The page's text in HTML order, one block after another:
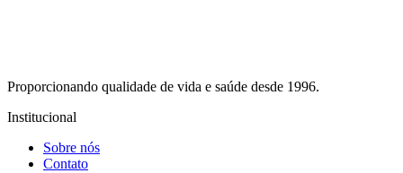
Proporcionando qualidade de vida e saúde desde 1996.
Institucional
Sobre nós
Contato